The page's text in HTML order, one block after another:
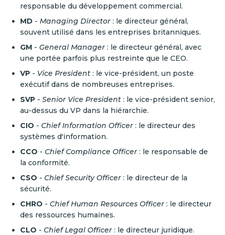
responsable du développement commercial.
MD - Managing Director : le directeur général,
souvent utilisé dans les entreprises britanniques.
GM - General Manager : le directeur général, avec
une portée parfois plus restreinte que le CEO.
VP - Vice President : le vice-président, un poste
exécutif dans de nombreuses entreprises.
SVP - Senior Vice President : le vice-président senior,
au-dessus du VP dans la hiérarchie.
CIO - Chief Information Officer : le directeur des
systèmes d'information.
CCO - Chief Compliance Officer : le responsable de
la conformité.
CSO - Chief Security Officer : le directeur de la
sécurité.
CHRO - Chief Human Resources Officer : le directeur
des ressources humaines.
CLO - Chief Legal Officer : le directeur juridique.